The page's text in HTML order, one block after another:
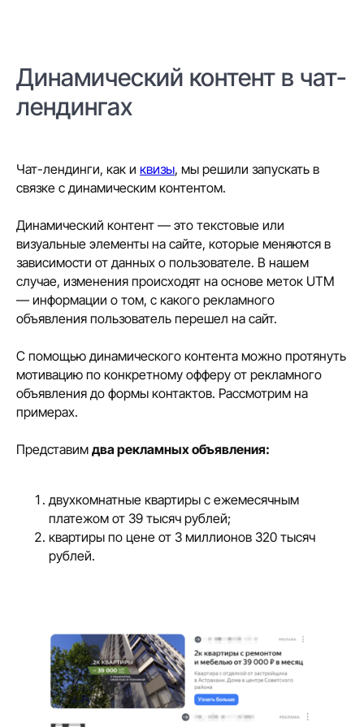
Динамический контент в чат-
лендингах
Чат-лендинги, как и квизы, мы решили запускать в
связке с динамическим контентом.
Динамический контент — это текстовые или
визуальные элементы на сайте, которые меняются в
зависимости от данных о пользователе. В нашем
случае, изменения происходят на основе меток UTM
— информации о том, с какого рекламного
объявления пользователь перешел на сайт.
С помощью динамического контента можно протянуть
мотивацию по конкретному офферу от рекламного
объявления до формы контактов. Рассмотрим на
примерах.
Представим два рекламных объявления:
двухкомнатные квартиры с ежемесячным
платежом от 39 тысяч рублей;
квартиры по цене от 3 миллионов 320 тысяч
рублей.